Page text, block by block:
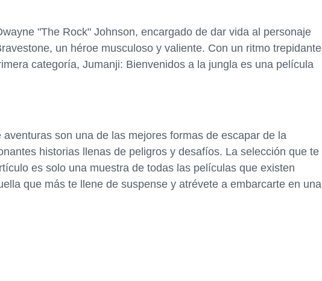
"The Rock" Johnson, encargado de dar vida al personaje
un héroe musculoso y valiente. Con un ritmo trepidante
categoría, Jumanji: Bienvenidos a la jungla es una película
son una de las mejores formas de escapar de la
historias llenas de peligros y desafíos. La selección que te
es solo una muestra de todas las películas que existen
que más te llene de suspense y atrévete a embarcarte en una